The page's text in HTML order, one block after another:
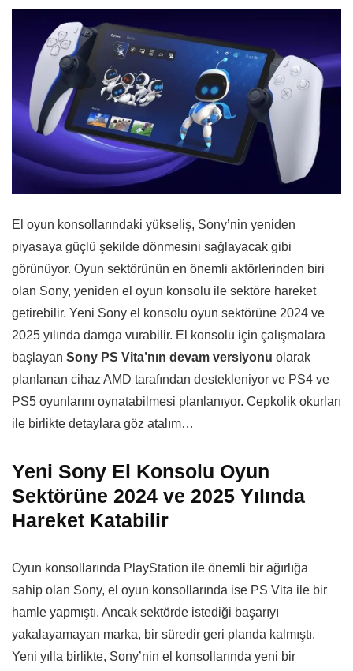
El oyun konsollarındaki yükseliş, Sony’nin yeniden
piyasaya güçlü şekilde dönmesini sağlayacak gibi
görünüyor. Oyun sektörünün en önemli aktörlerinden biri
olan Sony, yeniden el oyun konsolu ile sektöre hareket
getirebilir. Yeni Sony el konsolu oyun sektörüne 2024 ve
2025 yılında damga vurabilir. El konsolu için çalışmalara
başlayan Sony PS Vita’nın devam versiyonu olarak
planlanan cihaz AMD tarafından destekleniyor ve PS4 ve
PS5 oyunlarını oynatabilmesi planlanıyor. Cepkolik okurları
ile birlikte detaylara göz atalım…
Yeni Sony El Konsolu Oyun
Sektörüne 2024 ve 2025 Yılında
Hareket Katabilir
Oyun konsollarında PlayStation ile önemli bir ağırlığa
sahip olan Sony, el oyun konsollarında ise PS Vita ile bir
hamle yapmıştı. Ancak sektörde istediği başarıyı
yakalayamayan marka, bir süredir geri planda kalmıştı.
Yeni yılla birlikte, Sony’nin el konsollarında yeni bir